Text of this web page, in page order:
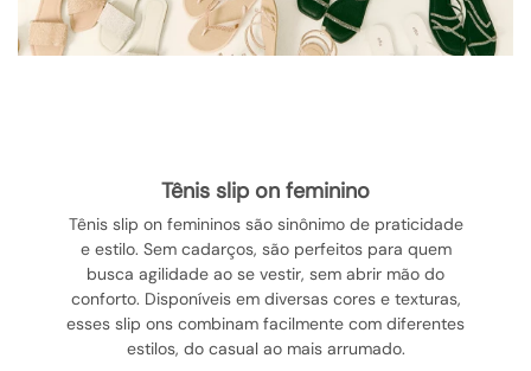
tênis slip on feminino
Tênis slip on femininos são sinônimo de praticidade
e estilo. Sem cadarços, são perfeitos para quem
busca agilidade ao se vestir, sem abrir mão do
conforto. Disponíveis em diversas cores e texturas,
esses slip ons combinam facilmente com diferentes
estilos, do casual ao mais arrumado.